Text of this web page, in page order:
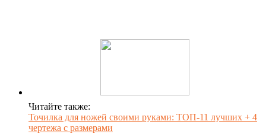
Читайте также:
Точилка для ножей своими руками: ТОП-11 лучших + 4
чертежа с размерами